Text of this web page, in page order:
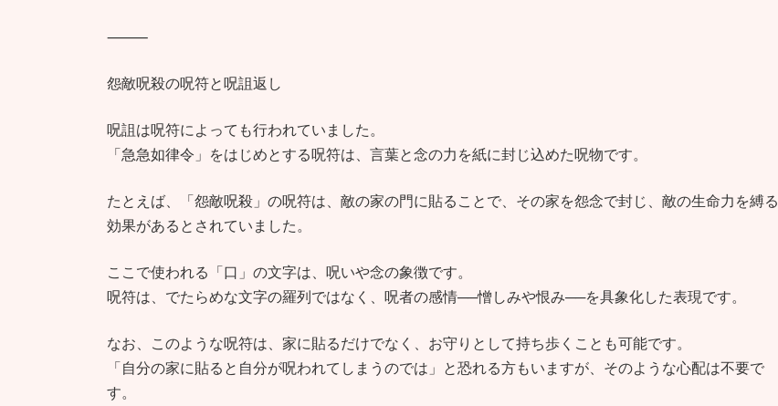
⸻
怨敵呪殺の呪符と呪詛返し
呪詛は呪符によっても行われていました。
「急急如律令」をはじめとする呪符は、言葉と念の力を紙に封じ込めた呪物です。
たとえば、「怨敵呪殺」の呪符は、敵の家の門に貼ることで、その家を怨念で封じ、敵の生命力を縛る
効果があるとされていました。
ここで使われる「口」の文字は、呪いや念の象徴です。
呪符は、でたらめな文字の羅列ではなく、呪者の感情──憎しみや恨み──を具象化した表現です。
なお、このような呪符は、家に貼るだけでなく、お守りとして持ち歩くことも可能です。
「自分の家に貼ると自分が呪われてしまうのでは」と恐れる方もいますが、そのような心配は不要で
す。